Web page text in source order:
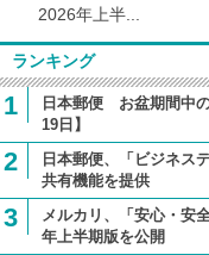
2026年上半...
ランキング
1
日本郵便 お盆期間中
19日】
2
日本郵便、「ビジネス
共有機能を提供
3
メルカリ、「安心・安
年上半期版を公開